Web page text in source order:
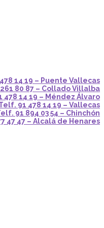
– Puente Vallecas
80 87 – Collado Villalba
– Méndez Álvaro
14 19 – Vallecas
91 894 03 54 – Chinchón
47 47 – Alcalá de Henares